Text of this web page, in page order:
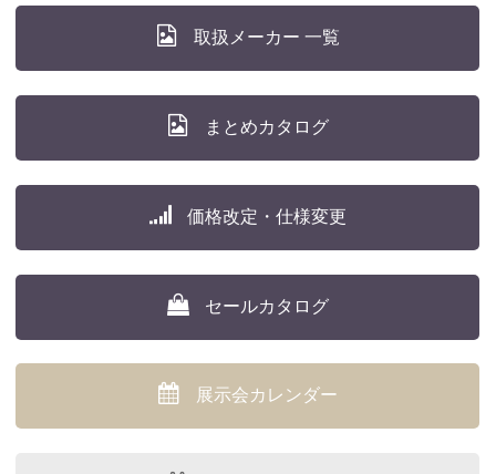
取扱メーカー 一覧
まとめカタログ
価格改定・仕様変更
セールカタログ
展示会カレンダー